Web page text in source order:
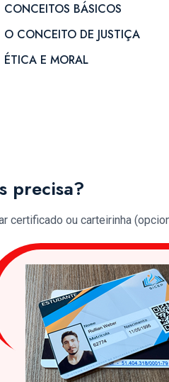
CONCEITOS BÁSICOS
O CONCEITO DE JUSTIÇA
ÉTICA E MORAL
precisa?
certificado ou carteirinha